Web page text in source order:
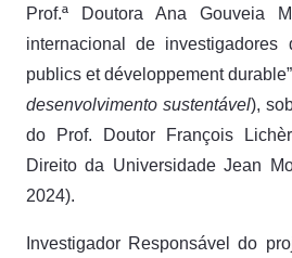
Prof.ª Doutora Ana Gouveia
internacional de investigadores
publics et développement
desenvolvimento sustentável),
do Prof. Doutor François
Direito da Universidade Jean
2024).
Investigador Responsável do